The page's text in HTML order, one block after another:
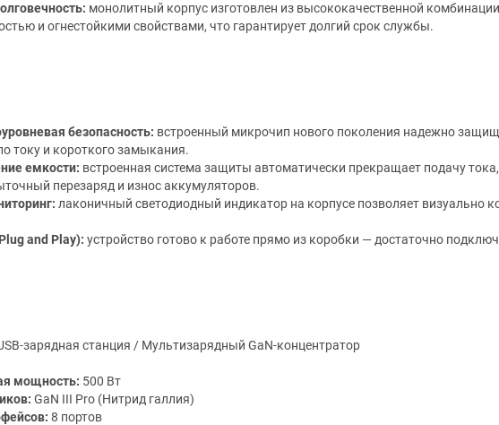
монолитный корпус изготовлен из высококачественной
и огнестойкими свойствами, что гарантирует долгий срок службы.
безопасность: встроенный микрочип нового поколения надежно
току и короткого замыкания.
емкости: встроенная система защиты автоматически прекращает подачу
перезаряд и износ аккумуляторов.
лаконичный светодиодный индикатор на корпусе позволяет визуально
and Play): устройство готово к работе прямо из коробки — достаточно
зарядная станция / Мультизарядный GaN-концентратор
мощность: 500 Вт
GaN III Pro (Нитрид галлия)
8 портов